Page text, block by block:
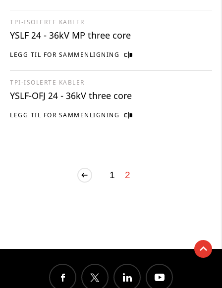
LEGG TIL FOR SAMMENLIGNING
TPI-ISOLERTE KABLER
YSLF 24 - 36kV MP three core
LEGG TIL FOR SAMMENLIGNING
TPI-ISOLERTE KABLER
YSLF-OFJ 24 - 36kV three core
1 2